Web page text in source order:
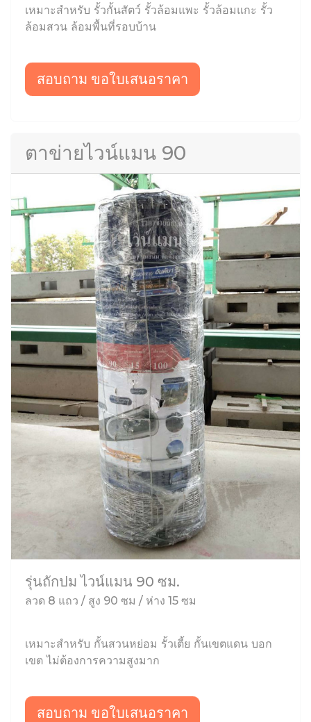
เหมาะสำหรับ รั้วกั้นสัตว์ รั้วล้อมแพะ รั้วล้อมแกะ รั้ว
ล้อมสวน ล้อมพื้นที่รอบบ้าน
สอบถาม ขอใบเสนอราคา
ตาข่ายไวน์แมน 90
รุ่นถักปม ไวน์แมน 90 ซม.
ลวด 8 แถว / สูง 90 ซม / ห่าง 15 ซม
เหมาะสำหรับ กั้นสวนหย่อม รั้วเตี้ย กั้นเขตแดน บอก
เขต ไม่ต้องการความสูงมาก
สอบถาม ขอใบเสนอราคา